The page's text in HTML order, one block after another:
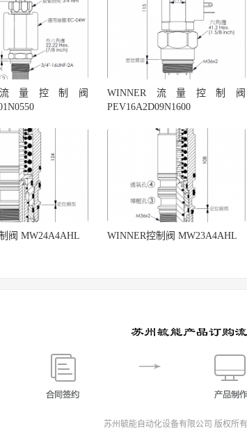
流量控制阀
WINNER流量控制阀
PEV16A2D09N1600
阀 MW24A4AHL WINNER控制阀 MW23A4AHL
苏州毓能自动化设备有限公司 版权所